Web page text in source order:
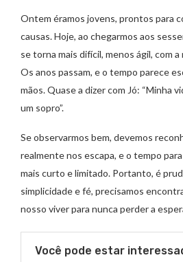
Ontem éramos jovens, prontos para
causas. Hoje, ao chegarmos aos
se torna mais difícil, menos ágil, com
Os anos passam, e o tempo parece
mãos. Quase a dizer com Jó: “Minha
um sopro”.
Se observarmos bem, devemos
realmente nos escapa, e o tempo
mais curto e limitado. Portanto, é
simplicidade e fé, precisamos
nosso viver para nunca perder a
Você pode estar